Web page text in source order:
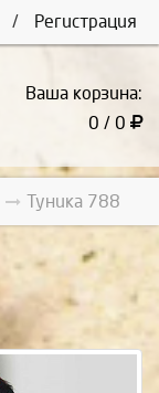
/ Регистрация
Ваша корзина:
0 / 0
Туника 788